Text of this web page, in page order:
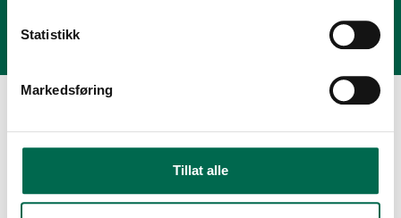
Statistikk
Markedsføring
Tillat alle